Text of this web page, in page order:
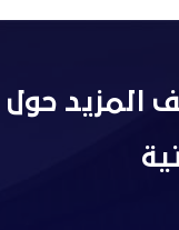
المزيد حول